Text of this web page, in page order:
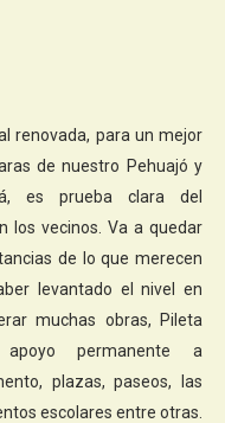
renovada, para un mejor
de nuestro Pehuajó y
es prueba clara del
los vecinos. Va a quedar
de lo que merecen
levantado el nivel en
muchas obras, Pileta
apoyo permanente a
plazas, paseos, las
escolares entre otras.